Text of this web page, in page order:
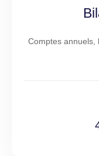
Comptes annuels,